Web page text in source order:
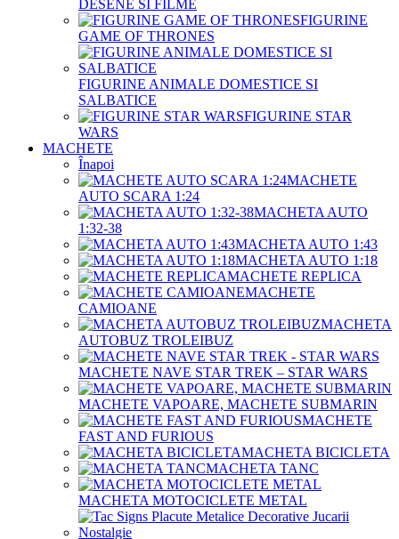
DESENE SI FILME
FIGURINE
GAME OF THRONES
FIGURINE ANIMALE DOMESTICE SI
SALBATICE
FIGURINE STAR
WARS
MACHETE
Înapoi
MACHETE
AUTO SCARA 1:24
MACHETA AUTO
1:32-38
MACHETA AUTO 1:43
MACHETA AUTO 1:18
MACHETE REPLICA
MACHETE
CAMIOANE
MACHETA
AUTOBUZ TROLEIBUZ
MACHETE NAVE STAR TREK – STAR WARS
MACHETE VAPOARE, MACHETE SUBMARIN
MACHETE
FAST AND FURIOUS
MACHETA BICICLETA
MACHETA TANC
MACHETA MOTOCICLETE METAL